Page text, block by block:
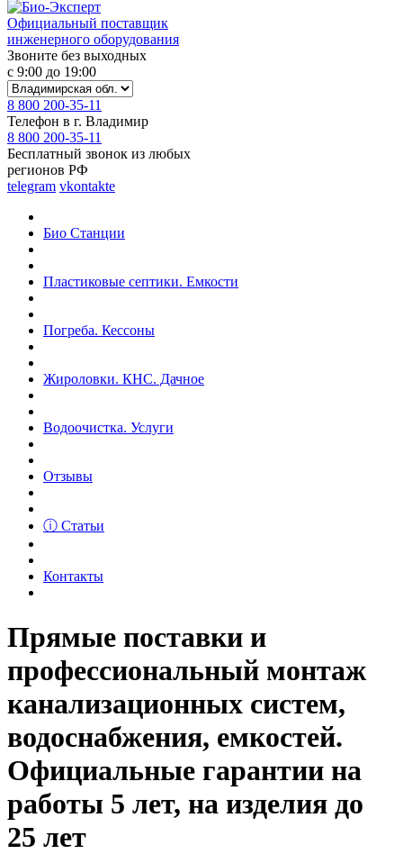
Официальный поставщик
инженерного оборудования
Звоните без выходных
с 9:00 до 19:00
8 800 200-35-11
Телефон в г. Владимир
8 800 200-35-11
Бесплатный звонок из любых
регионов РФ
telegram vkontakte
Био Станции
Пластиковые септики. Емкости
Погреба. Кессоны
Жироловки. КНС. Дачное
Водоочистка. Услуги
Отзывы
ⓘ Статьи
Контакты
Прямые поставки и
профессиональный монтаж
канализационных систем,
водоснабжения, емкостей.
Официальные гарантии на
работы 5 лет, на изделия до
25 лет